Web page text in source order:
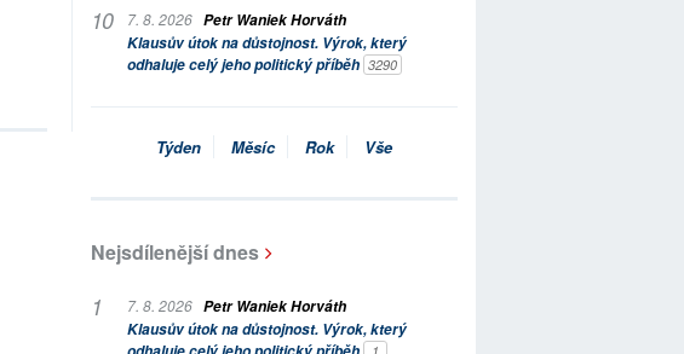
7. 8. 2026 Petr Waniek Horváth
Klausův útok na důstojnost. Výrok, který
odhaluje celý jeho politický příběh 3290
Týden Měsíc Rok Vše
Nejsdílenější dnes
7. 8. 2026 Petr Waniek Horváth
Klausův útok na důstojnost. Výrok, který